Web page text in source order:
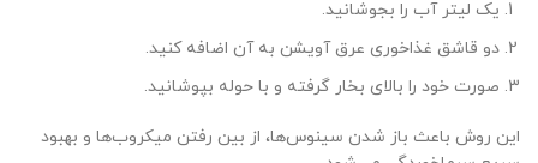
یک لیتر آب را بجوشانید.
دو قاشق غذاخوری عرق آویشن به آن اضافه کنید.
صورت خود را بالای بخار گرفته و با حوله بپوشانید.
این روش باعث باز شدن سینوس‌ها، از بین رفتن میکروب‌ها و بهبود